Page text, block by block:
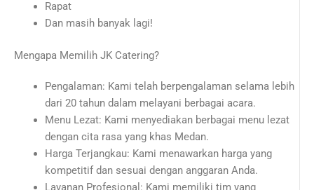
Rapat
Dan masih banyak lagi!
Mengapa Memilih JK Catering?
Pengalaman: Kami telah berpengalaman selama lebih
dari 20 tahun dalam melayani berbagai acara.
Menu Lezat: Kami menyediakan berbagai menu lezat
dengan cita rasa yang khas Medan.
Harga Terjangkau: Kami menawarkan harga yang
kompetitif dan sesuai dengan anggaran Anda.
Layanan Profesional: Kami memiliki tim yang